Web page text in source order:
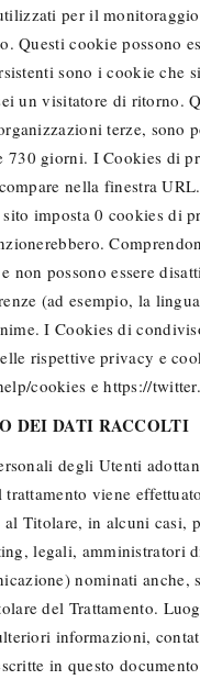
per il
Questi cookie
sono i cookie che
un visitatore di ritorno.
terze,
giorni. I Cookies di
nella finestra
imposta 0 cookies di
possono essere
(ad esempio, la
I Cookies di
rispettive privacy e
cookies e https://
DEI DATI RACCOLTI
degli Utenti
viene
Titolare, in alcuni casi,
legali,
nominati
del Trattamento.
informazioni,
in questo